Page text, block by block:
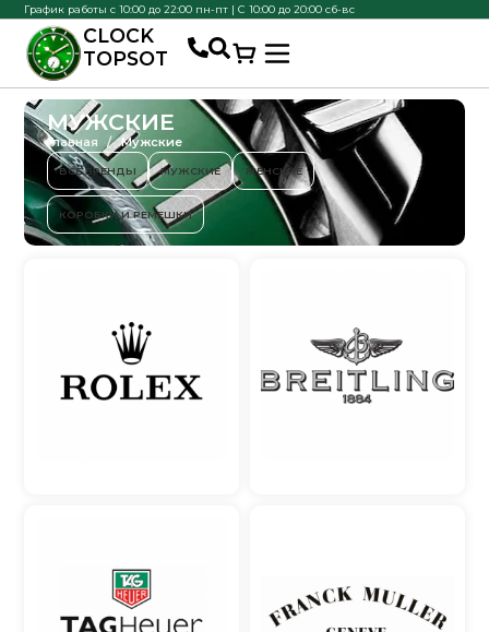
График работы с 10:00 до 22:00 пн-пт | С 10:00 до 20:00 сб-вс
CLOCK
TOPSOT
МУЖСКИЕ
Главная Мужские
ВСЕ БРЕНДЫ МУЖСКИЕ ЖЕНСКИЕ
КОРОБКИ И РЕМЕШКИ